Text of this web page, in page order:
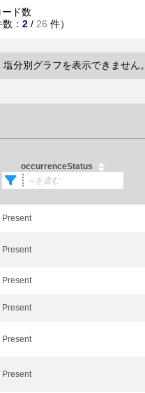
ド数
： 2 / 26 件）
分別グラフを表示できません。
occurrenceStatus
Present
Present
Present
Present
Present
Present